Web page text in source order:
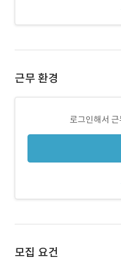
근무 환경
로그인해서
모집 요건